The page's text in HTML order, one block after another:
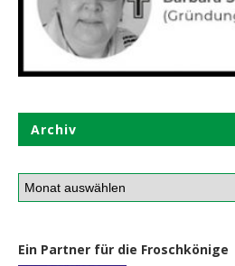
Archiv
Ein Partner für die Froschkönige